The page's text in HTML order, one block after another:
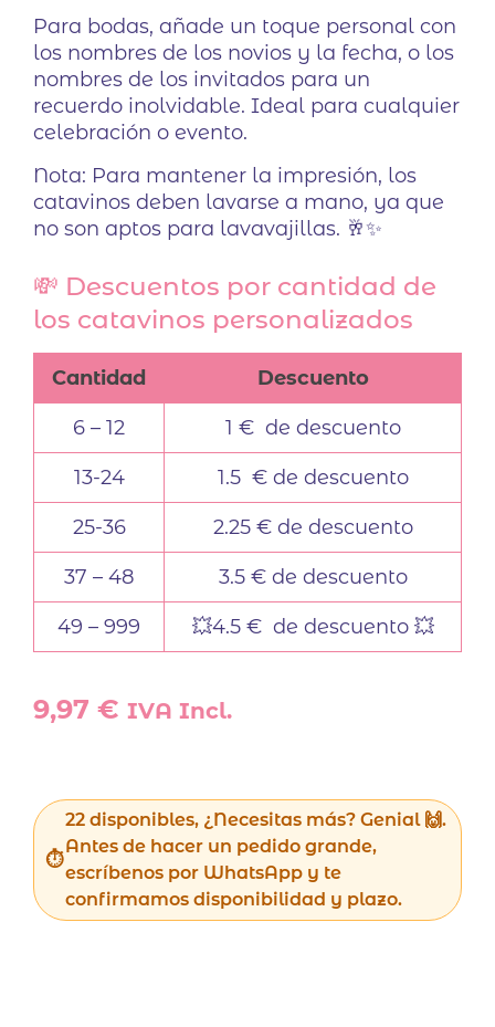
Para bodas, añade un toque personal con
los nombres de los novios y la fecha, o los
nombres de los invitados para un
recuerdo inolvidable. Ideal para cualquier
celebración o evento.
Nota: Para mantener la impresión, los
catavinos deben lavarse a mano, ya que
no son aptos para lavavajillas. 🥂✨
💸 Descuentos por cantidad de
los catavinos personalizados
Cantidad Descuento
6 – 12 1 € de descuento
13-24 1.5 € de descuento
25-36 2.25 € de descuento
37 – 48 3.5 € de descuento
49 – 999 💥4.5 € de descuento 💥
9,97 € IVA Incl.
22 disponibles, ¿Necesitas más? Genial 🙌.
Antes de hacer un pedido grande,
escríbenos por WhatsApp y te
confirmamos disponibilidad y plazo.